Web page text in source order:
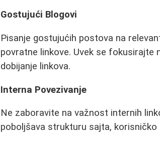
Gostujući Blogovi
Pisanje gostujućih postova na
povratne linkove. Uvek se fokusirajte
dobijanje linkova.
Interna Povezivanje
Ne zaboravite na važnost internih
poboljšava strukturu sajta,